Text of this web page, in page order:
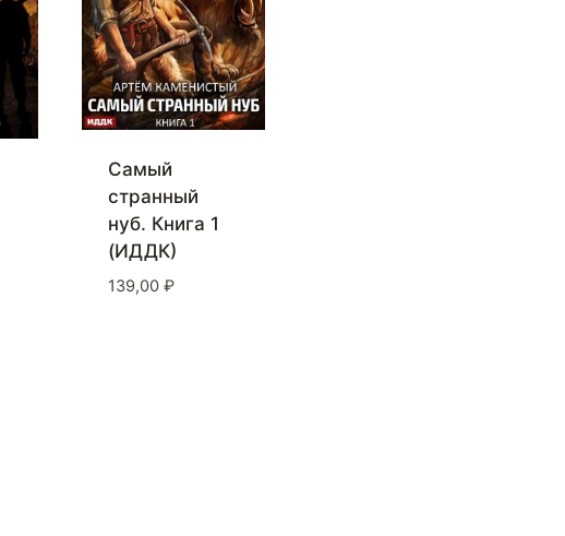
Самый
странный
нуб. Книга 1
(ИДДК)
139,00 ₽